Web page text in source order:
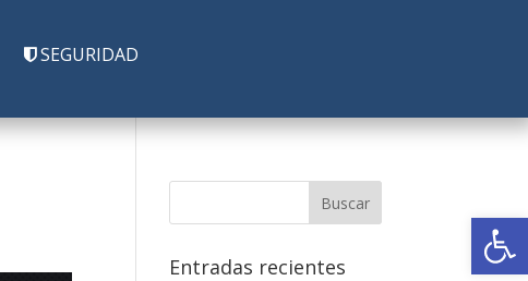
SEGURIDAD
Entradas recientes